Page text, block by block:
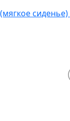
(мягкое сиденье)